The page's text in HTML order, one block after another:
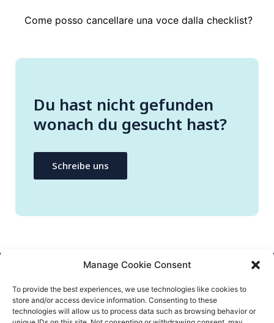
Manage Cookie Consent
To provide the best experiences, we use technologies like cookies to
store and/or access device information. Consenting to these
technologies will allow us to process data such as browsing behavior or
Come posso cancellare una voce dalla checklist?
Du hast nicht gefunden
wonach du gesucht hast?
Schreibe uns
info@flatify-app.com